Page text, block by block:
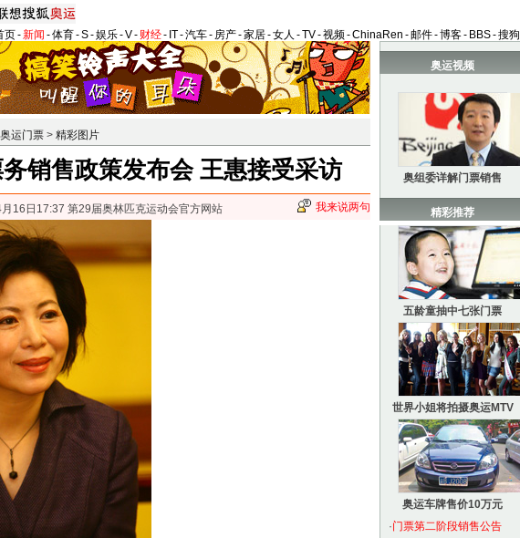
页-新闻 -体育-S-娱乐-V- 财经- IT-汽车- 房产-家居-女人 -TV-视频-ChinaRen -邮件-博客- BBS-搜狗
奥运门票 > 精彩图片
销售政策发布会 王惠接受采访
16日17:37 第29届奥林匹克运动会官方网站 我来说两句
奥运视频
奥组委详解门票销售
精彩推荐
五龄童抽中七张门票
世界小姐将拍摄奥运MTV
奥运车牌售价10万元
·门票第二阶段销售公告